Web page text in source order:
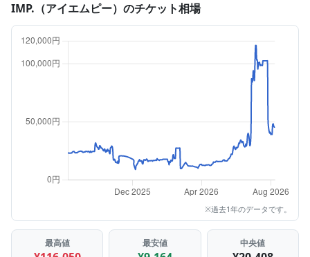
IMP.（アイエムピー）のチケット相場
※過去1年のデータです。
最高値 最安値 中央値